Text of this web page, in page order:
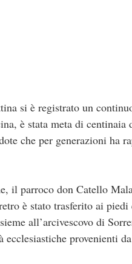
si è registrato un
è stata meta di
che per generazioni ha
il parroco don Catello
è stato trasferito ai
all’arcivescovo di
provenienti